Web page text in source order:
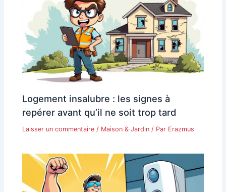
Logement insalubre : les signes à
repérer avant qu’il ne soit trop tard
Laisser un commentaire / Maison & Jardin / Par Erazmus